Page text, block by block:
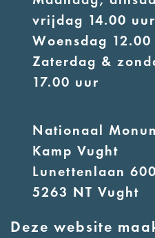
Deze website
vrijdag 14.00
Woensdag
Zaterdag &
17.00 uur
Nationaal
Kamp Vught
Lunettenlaan 600
5263 NT Vught